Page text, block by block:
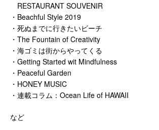
RESTAURANT SOUVENIR
・Beachful Style 2019
・死ぬまでに行きたいビーチ
・The Fountain of Creativity
・海ゴミは街からやってくる
・Getting Started wit Mindfulness
・Peaceful Garden
・HONEY MUSIC
・連載コラム：Ocean Life of HAWAII
など